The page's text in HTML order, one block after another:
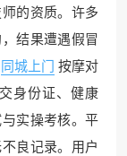
的资质。许多
结果遭遇假冒
同城上门 按摩对
身份证、健康
实操考核。平
良记录。用户